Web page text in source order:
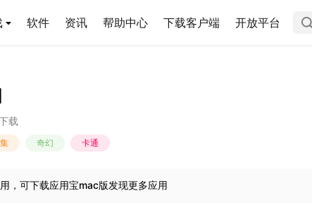
软件 资讯 帮助中心 下载客户端 开放平台
载
奇幻 卡通
，可下载应用宝mac版发现更多应用